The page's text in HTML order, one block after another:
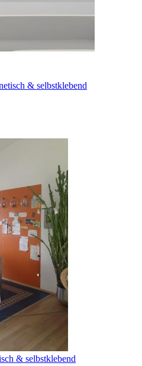
& selbstklebend
& selbstklebend